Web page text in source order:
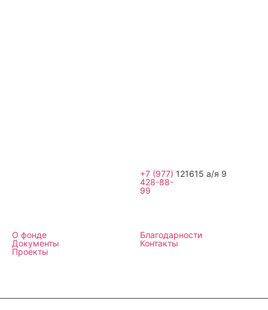
О фонде
Документы
Проекты
Благодарности
Контакты
+7 (977)
428-88-
99
121615 а/я 9